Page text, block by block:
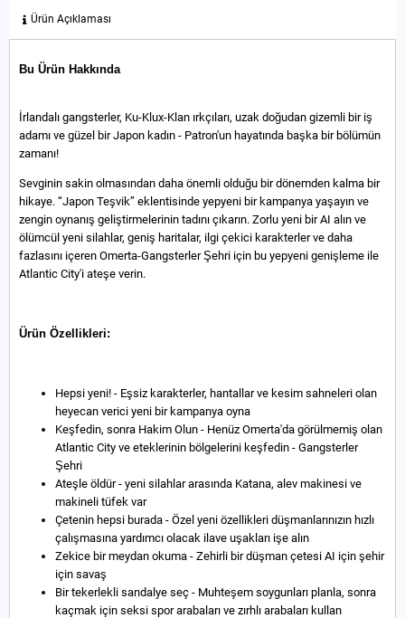
Ürün Açıklaması
Bu Ürün Hakkında
İrlandalı gangsterler, Ku-Klux-Klan ırkçıları, uzak doğudan gizemli bir iş
adamı ve güzel bir Japon kadın - Patron'un hayatında başka bir bölümün
zamanı!
Sevginin sakin olmasından daha önemli olduğu bir dönemden kalma bir
hikaye. “Japon Teşvik” eklentisinde yepyeni bir kampanya yaşayın ve
zengin oynanış geliştirmelerinin tadını çıkarın. Zorlu yeni bir AI alın ve
ölümcül yeni silahlar, geniş haritalar, ilgi çekici karakterler ve daha
fazlasını içeren Omerta-Gangsterler Şehri için bu yepyeni genişleme ile
Atlantic City'i ateşe verin.
Ürün Özellikleri:
Hepsi yeni! - Eşsiz karakterler, hantallar ve kesim sahneleri olan
heyecan verici yeni bir kampanya oyna
Keşfedin, sonra Hakim Olun - Henüz Omerta'da görülmemiş olan
Atlantic City ve eteklerinin bölgelerini keşfedin - Gangsterler
Şehri
Ateşle öldür - yeni silahlar arasında Katana, alev makinesi ve
makineli tüfek var
Çetenin hepsi burada - Özel yeni özellikleri düşmanlarınızın hızlı
çalışmasına yardımcı olacak ilave uşakları işe alın
Zekice bir meydan okuma - Zehirli bir düşman çetesi AI için şehir
için savaş
Bir tekerlekli sandalye seç - Muhteşem soygunları planla, sonra
kaçmak için seksi spor arabaları ve zırhlı arabaları kullan